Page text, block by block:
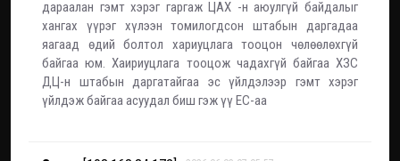
дараалан гэмт хэрэг гаргаж ЦАХ -н аюулгүй байдалыг
хангах үүрэг хүлээн томилогдсон штабын даргадаа
яагаад өдий болтол хариуцлага тооцон чөлөөлөхгүй
байгаа юм. Хаириуцлага тооцож чадахгүй байгаа ХЗС
ДЦ-н штабын даргатайгаа эс үйлдэлээр гэмт хэрэг
үйлдэж байгаа асуудал биш гэж үү ЕС-аа